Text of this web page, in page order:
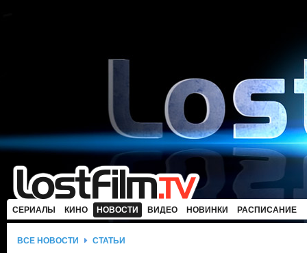
СЕРИАЛЫ КИНО НОВОСТИ ВИДЕО НОВИНКИ РАСПИСАНИЕ
ВСЕ НОВОСТИ СТАТЬИ